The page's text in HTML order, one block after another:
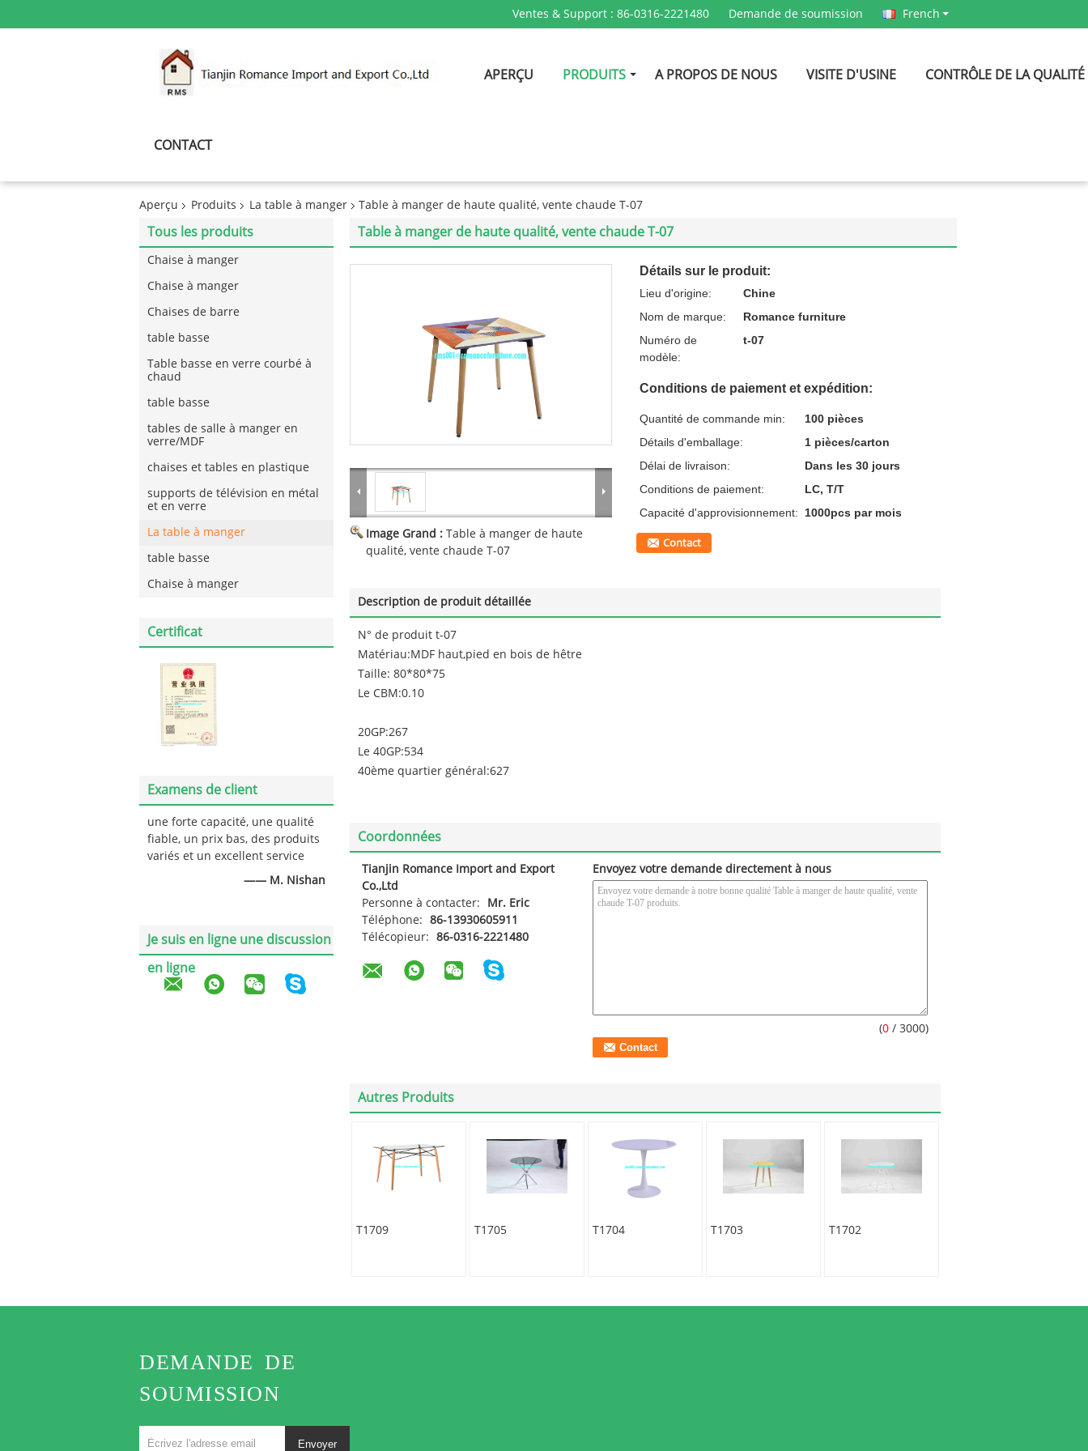
Ventes & Support : 86-0316-2221480 Demande de soumission French
APERÇU PRODUITS A PROPOS DE NOUS VISITE D'USINE CONTRÔLE DE LA QUALITÉ
CONTACT
Aperçu Produits La table à manger Table à manger de haute qualité, vente chaude T-07
Tous les produits
Chaise à manger
Chaise à manger
Chaises de barre
table basse
Table basse en verre courbé à
chaud
table basse
tables de salle à manger en
verre/MDF
chaises et tables en plastique
supports de télévision en métal
et en verre
La table à manger
table basse
Chaise à manger
Certificat
Examens de client
une forte capacité, une qualité
fiable, un prix bas, des produits
variés et un excellent service
—— M. Nishan
Je suis en ligne une discussion
en ligne
Table à manger de haute qualité, vente chaude T-07
Image Grand : Table à manger de haute
qualité, vente chaude T-07
Détails sur le produit:
Lieu d'origine:
Chine
Nom de marque:
Romance furniture
Numéro de
modèle:
t-07
Conditions de paiement et expédition:
Quantité de commande min:
100 pièces
Détails d'emballage:
1 pièces/carton
Délai de livraison:
Dans les 30 jours
Conditions de paiement:
LC, T/T
Capacité d'approvisionnement:
1000pcs par mois
Contact
Description de produit détaillée
N° de produit t-07
Matériau:MDF haut,pied en bois de hêtre
Taille: 80*80*75
Le CBM:0.10
20GP:267
Le 40GP:534
40ème quartier général:627
Coordonnées
Tianjin Romance Import and Export
Co.,Ltd
Personne à contacter:
Mr. Eric
Téléphone: 86-13930605911
Télécopieur: 86-0316-2221480
Envoyez votre demande directement à nous
(0 / 3000)
Autres Produits
T1709 T1705 T1704 T1703 T1702
DEMANDE DE
SOUMISSION
Envoyer